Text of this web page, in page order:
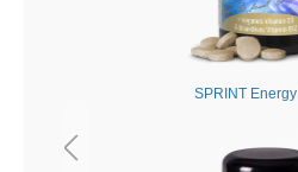
SPRINT Energy